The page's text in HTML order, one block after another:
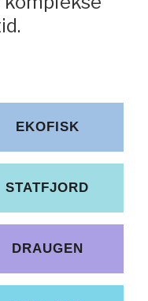
EKOFISK
STATFJORD
DRAUGEN